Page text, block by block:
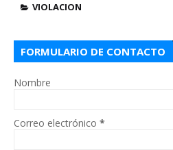
VIOLACION
FORMULARIO DE CONTACTO
Nombre
Correo electrónico *